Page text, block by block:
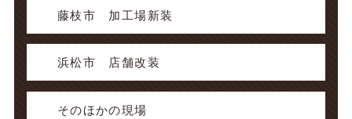
藤枝市 加工場新装
浜松市 店舗改装
そのほかの現場